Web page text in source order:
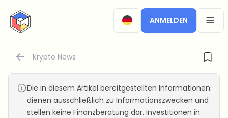
CryptoTicker
ANMELDEN
Krypto News
Die in diesem Artikel bereitgestellten Informationen
dienen ausschließlich zu Informationszwecken und
stellen keine Finanzberatung dar. Investitionen in